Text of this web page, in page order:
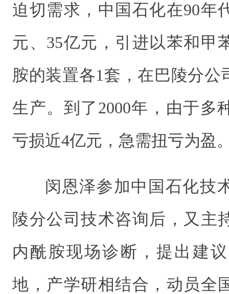
迫切需求，中国石化在90年
元、35亿元，引进以苯和甲
胺的装置各1套，在巴陵分公
生产。到了2000年，由于多
亏损近4亿元，急需扭亏为盈
闵恩泽参加中国石化技
陵分公司技术咨询后，又主
内酰胺现场诊断，提出建
地，产学研相结合，动员全